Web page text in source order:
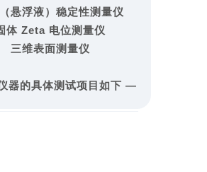
悬浮液）稳定性测量仪
体 Zeta 电位测量仪
三维表面测量仪
器的具体测试项目如下 —